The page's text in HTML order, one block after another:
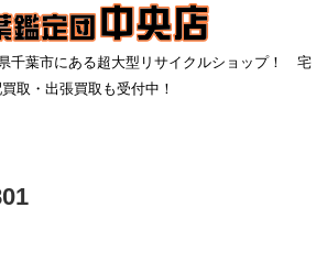
千葉市にある超大型リサイクルショップ！ 宅
取・出張買取も受付中！